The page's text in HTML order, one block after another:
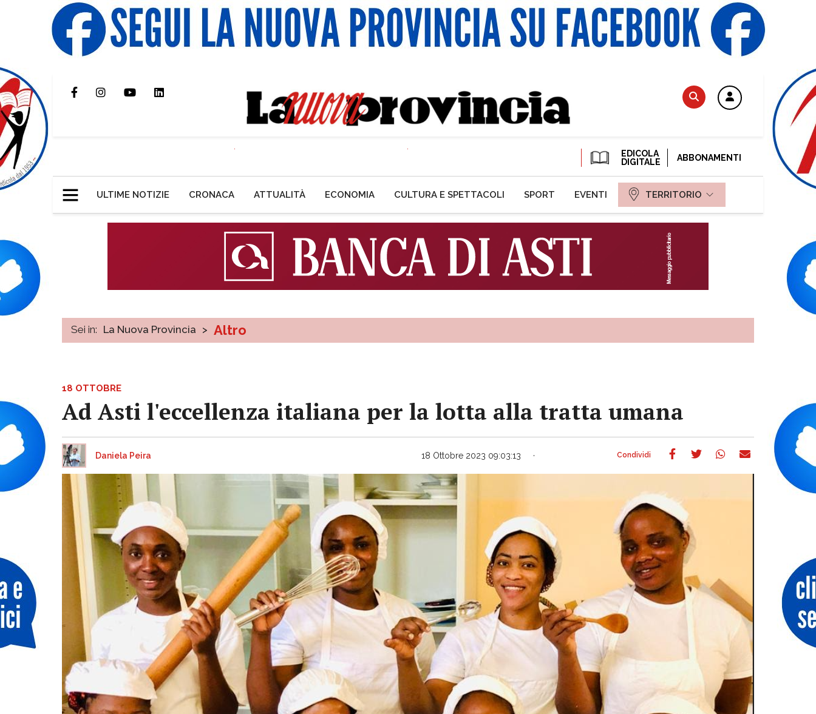
EDICOLA
DIGITALE
ABBONAMENTI
ULTIME NOTIZIE CRONACA ATTUALITÀ ECONOMIA CULTURA E SPETTACOLI SPORT EVENTI TERRITORIO
Sei in: La Nuova Provincia > Altro
18 OTTOBRE
Ad Asti l'eccellenza italiana per la lotta alla tratta umana
Daniela Peira 18 Ottobre 2023 09:03:13